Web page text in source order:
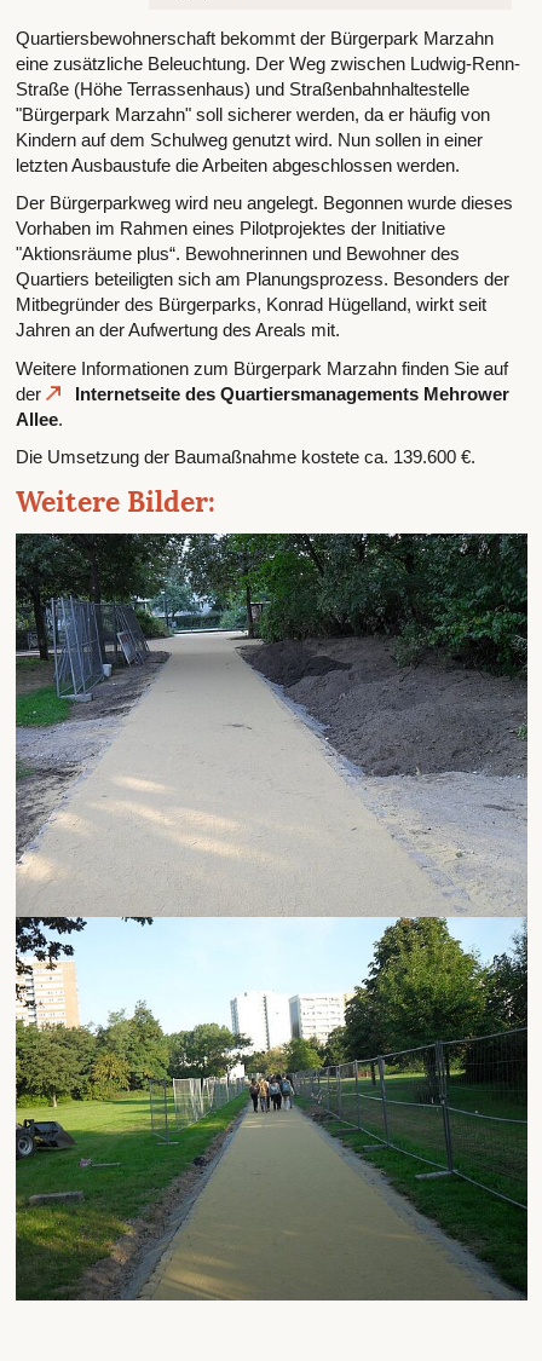
Quartiersbewohnerschaft bekommt der Bürgerpark Marzahn
eine zusätzliche Beleuchtung. Der Weg zwischen Ludwig-Renn-
Straße (Höhe Terrassenhaus) und Straßenbahnhaltestelle
"Bürgerpark Marzahn" soll sicherer werden, da er häufig von
Kindern auf dem Schulweg genutzt wird. Nun sollen in einer
letzten Ausbaustufe die Arbeiten abgeschlossen werden.
Der Bürgerparkweg wird neu angelegt. Begonnen wurde dieses
Vorhaben im Rahmen eines Pilotprojektes der Initiative
"Aktionsräume plus“. Bewohnerinnen und Bewohner des
Quartiers beteiligten sich am Planungsprozess. Besonders der
Mitbegründer des Bürgerparks, Konrad Hügelland, wirkt seit
Jahren an der Aufwertung des Areals mit.
Weitere Informationen zum Bürgerpark Marzahn finden Sie auf
der
Internetseite des Quartiersmanagements Mehrower
Allee.
Die Umsetzung der Baumaßnahme kostete ca. 139.600 €.
Weitere Bilder: